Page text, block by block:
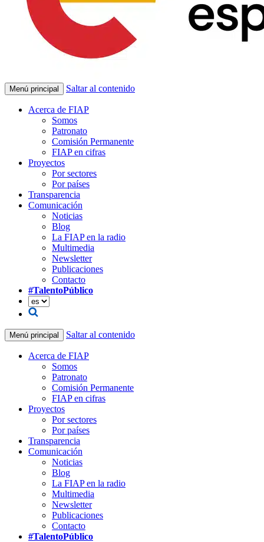
Menú principal Saltar al contenido
Acerca de FIAP
Somos
Patronato
Comisión Permanente
FIAP en cifras
Proyectos
Por sectores
Por países
Transparencia
Comunicación
Noticias
Blog
La FIAP en la radio
Multimedia
Newsletter
Publicaciones
Contacto
#TalentoPúblico
Menú principal Saltar al contenido
Acerca de FIAP
Somos
Patronato
Comisión Permanente
FIAP en cifras
Proyectos
Por sectores
Por países
Transparencia
Comunicación
Noticias
Blog
La FIAP en la radio
Multimedia
Newsletter
Publicaciones
Contacto
#TalentoPúblico